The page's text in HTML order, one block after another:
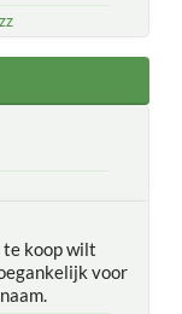
te koop wilt
voor